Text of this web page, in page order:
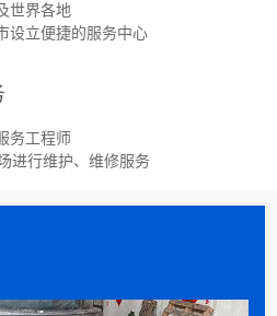
世界各地
设立便捷的服务中心
务工程师
进行维护、维修服务
粉机械行业只停留在单台、小批
破碎成小块物料后，提升机将物料
电磁振动给料机，将破碎的物料均